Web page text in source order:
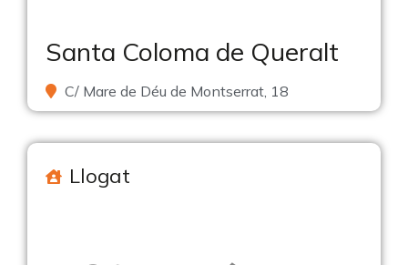
Santa Coloma de Queralt
C/ Mare de Déu de Montserrat, 18
Llogat